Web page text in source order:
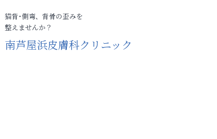
猫背･側弯、背骨の歪みを
整えませんか？
南芦屋浜皮膚科クリニック